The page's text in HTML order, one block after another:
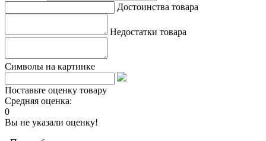
Достоинства товара
Недостатки товара
Символы на картинке
Поставьте оценку товару
Средняя оценка:
0
Вы не указали оценку!